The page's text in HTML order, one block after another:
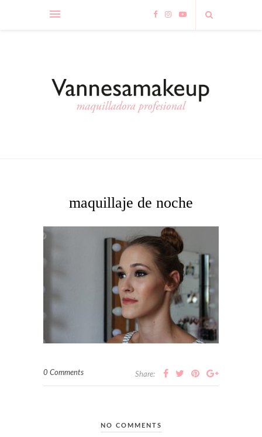
maquillaje de noche
0 Comments Share:
NO COMMENTS